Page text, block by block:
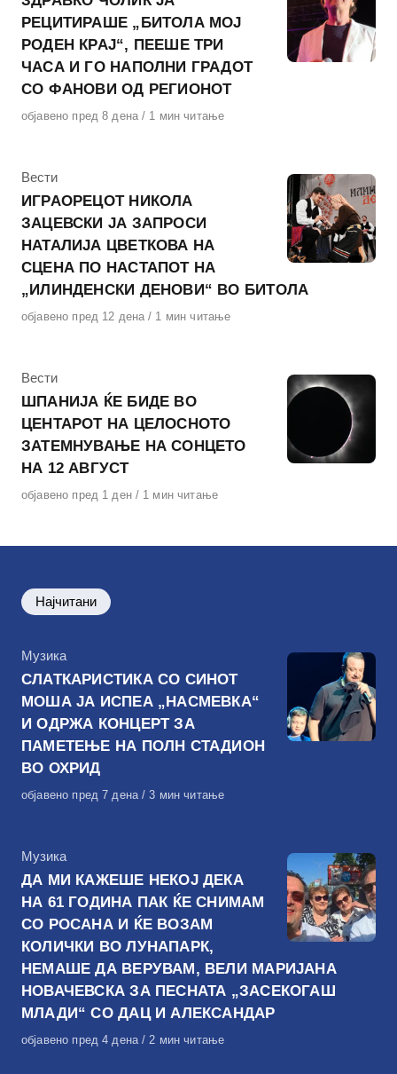
РЕЦИТИРАШЕ „БИТОЛА МОЈ
РОДЕН КРАЈ“, ПЕЕШЕ ТРИ
ЧАСА И ГО НАПОЛНИ ГРАДОТ
СО ФАНОВИ ОД РЕГИОНОТ
Објавено
објавено пред 8 дена 1 мин читање
КАтегорија
Вести
ИГРАОРЕЦОТ НИКОЛА
ЗАЦЕВСКИ ЈА ЗАПРОСИ
НАТАЛИЈА ЦВЕТКОВА НА
СЦЕНА ПО НАСТАПОТ НА
„ИЛИНДЕНСКИ ДЕНОВИ“ ВО БИТОЛА
Објавено
објавено пред 12 дена 1 мин читање
КАтегорија
Вести
ШПАНИЈА ЌЕ БИДЕ ВО
ЦЕНТАРОТ НА ЦЕЛОСНОТО
ЗАТЕМНУВАЊЕ НА СОНЦЕТО
НА 12 АВГУСТ
Објавено
објавено пред 1 ден 1 мин читање
Најчитани
КАтегорија
Музика
СЛАТКАРИСТИКА СО СИНОТ
МОША ЈА ИСПЕА „НАСМЕВКА“
И ОДРЖА КОНЦЕРТ ЗА
ПАМЕТЕЊЕ НА ПОЛН СТАДИОН
ВО ОХРИД
Објавено
објавено пред 7 дена 3 мин читање
КАтегорија
Музика
ДА МИ КАЖЕШЕ НЕКОЈ ДЕКА
НА 61 ГОДИНА ПАК ЌЕ СНИМАМ
СО РОСАНА И ЌЕ ВОЗАМ
КОЛИЧКИ ВО ЛУНАПАРК,
НЕМАШЕ ДА ВЕРУВАМ, ВЕЛИ МАРИЈАНА
НОВАЧЕВСКА ЗА ПЕСНАТА „ЗАСЕКОГАШ
МЛАДИ“ СО ДАЦ И АЛЕКСАНДАР
Објавено
објавено пред 4 дена 2 мин читање